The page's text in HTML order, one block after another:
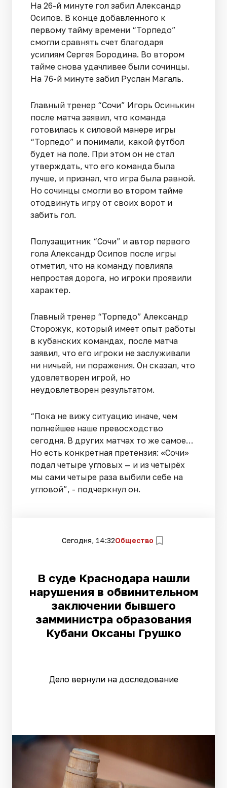
На 26-й минуте гол забил Александр
Осипов. В конце добавленного к
первому тайму времени “Торпедо”
смогли сравнять счет благодаря
усилиям Сергея Бородина. Во втором
тайме снова удачливее были сочинцы.
На 76-й минуте забил Руслан Магаль.
Главный тренер “Сочи” Игорь Осинькин
после матча заявил, что команда
готовилась к силовой манере игры
“Торпедо” и понимали, какой футбол
будет на поле. При этом он не стал
утверждать, что его команда была
лучше, и признал, что игра была равной.
Но сочинцы смогли во втором тайме
отодвинуть игру от своих ворот и
забить гол.
Полузащитник “Сочи” и автор первого
гола Александр Осипов после игры
отметил, что на команду повлияла
непростая дорога, но игроки проявили
характер.
Главный тренер “Торпедо” Александр
Сторожук, который имеет опыт работы
в кубанских командах, после матча
заявил, что его игроки не заслуживали
ни ничьей, ни поражения. Он сказал, что
удовлетворен игрой, но
неудовлетворен результатом.
“Пока не вижу ситуацию иначе, чем
полнейшее наше превосходство
сегодня. В других матчах то же самое…
Но есть конкретная претензия: «Сочи»
подал четыре угловых — и из четырёх
мы сами четыре раза выбили себе на
угловой”, - подчеркнул он.
Сегодня, 14:32Общество
В суде Краснодара нашли
нарушения в обвинительном
заключении бывшего
замминистра образования
Кубани Оксаны Грушко
Дело вернули на доследование